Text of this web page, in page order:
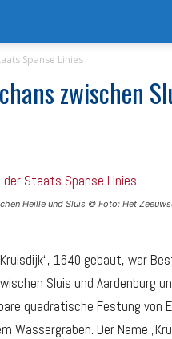
Spanse Linies
zwischen
Heille und Sluis © Foto: Het
1640 gebaut, war
Sluis und Aardenburg
quadratische Festung von
Wassergraben. Der Name